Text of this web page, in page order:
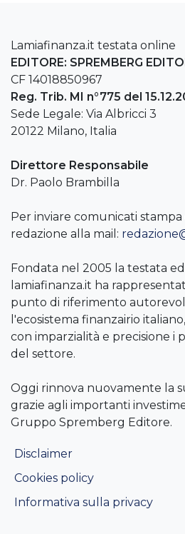
Lamiafinanza.it testata online
EDITORE: SPREMBERG
CF 14018850967
Reg. Trib. MI n°775 del
Sede Legale: Via Albricci 3
20122 Milano, Italia
Direttore Responsabile
Dr. Paolo Brambilla
Per inviare comunicati
redazione alla mail:
Fondata nel 2005 la testata
lamiafinanza.it ha
punto di riferimento
l'ecosistema finanzairio
con imparzialità e precisione i
del settore.
Oggi rinnova nuovamente la
grazie agli importanti
Gruppo Spremberg Editore.
Disclaimer
Cookies policy
Informativa sulla privacy